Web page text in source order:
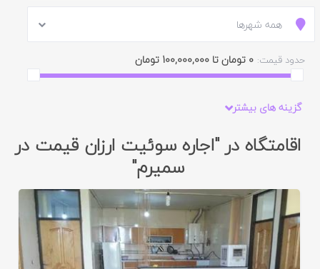
همه شهرها
حدود قیمت: 0 تومان تا 100,000,000 تومان
گزینه های بیشتر
اقامتگاه در "اجاره سوئیت ارزان قیمت در
سمیرم"